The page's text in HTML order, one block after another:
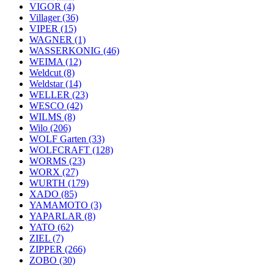
VIGOR (4)
Villager(36)
VIPER (15)
WAGNER (1)
WASSERKONIG (46)
WEIMA (12)
Weldcut (8)
Weldstar(14)
WELLER (23)
WESCO (42)
WILMS (8)
Wilo (206)
WOLF Garten (33)
WOLFCRAFT (128)
WORMS (23)
WORX (27)
WURTH (179)
XADO (85)
YAMAMOTO (3)
YAPARLAR (8)
YATO (62)
ZIEL (7)
ZIPPER (266)
ZOBO (30)